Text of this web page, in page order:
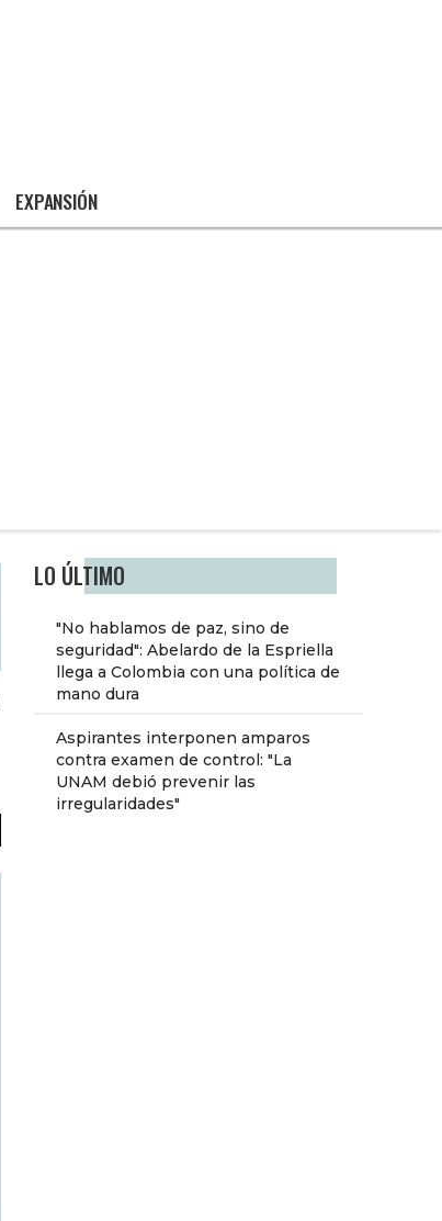
EXPANSIÓN
LO ÚLTIMO
"No hablamos de paz, sino de
seguridad": Abelardo de la Espriella
llega a Colombia con una política de
mano dura
Aspirantes interponen amparos
contra examen de control: "La
UNAM debió prevenir las
irregularidades"